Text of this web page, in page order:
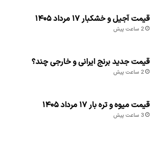
قیمت آجیل و خشکبار ۱۷ مرداد ۱۴۰۵
2 ساعت پیش
قیمت جدید برنج ایرانی و خارجی چند؟
2 ساعت پیش
قیمت میوه و تره بار ۱۷ مرداد ۱۴۰۵
3 ساعت پیش